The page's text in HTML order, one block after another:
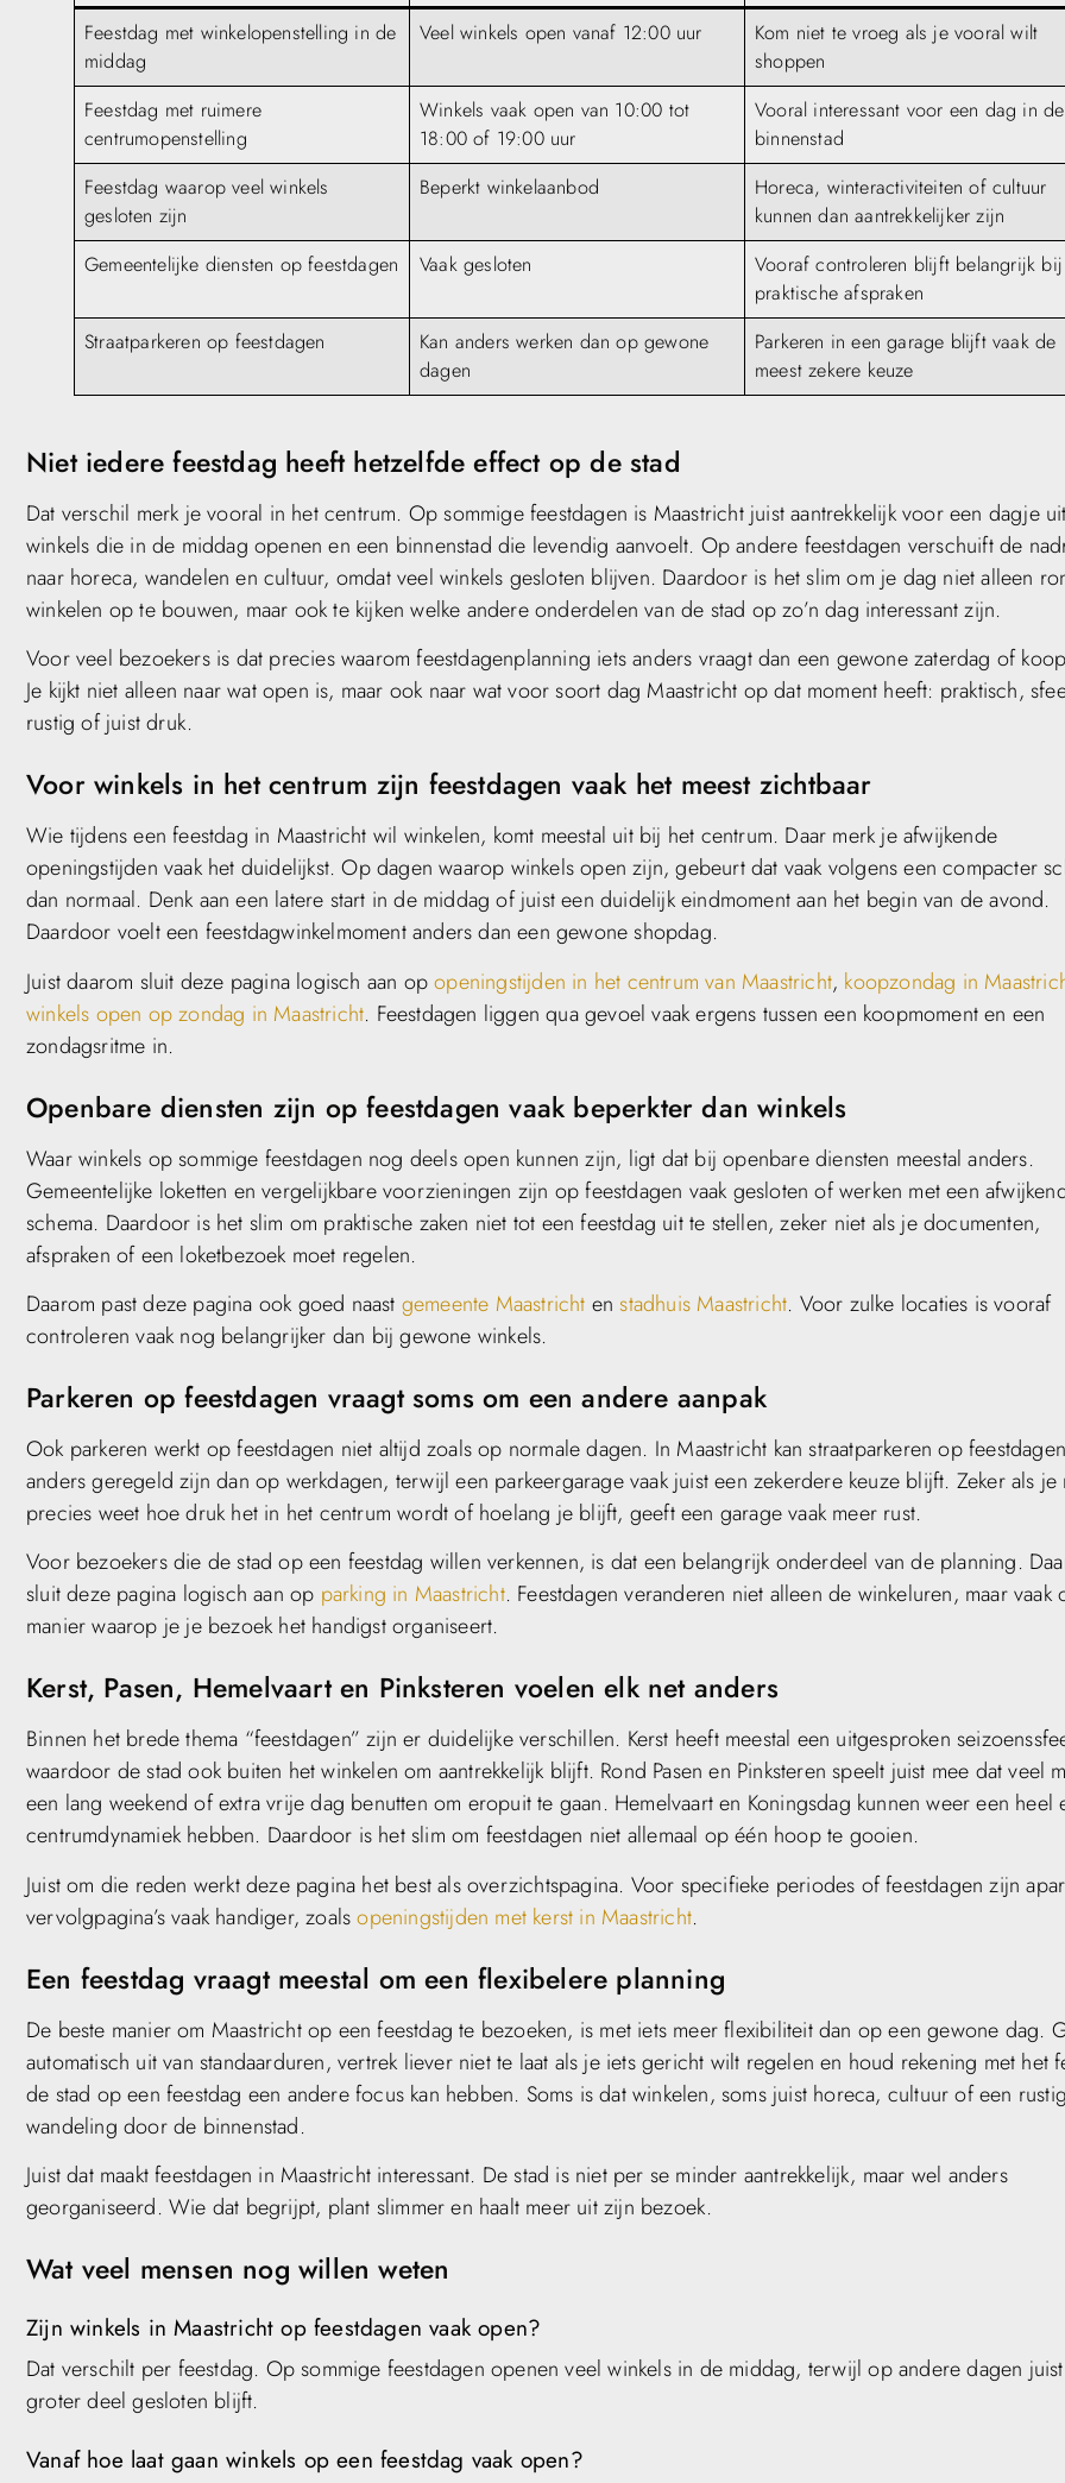
Feestdag met winkelopenstelling in de
middag
Veel winkels open vanaf 12:00 uur
Kom niet te vroeg als je vooral wilt
shoppen
Feestdag met ruimere
centrumopenstelling
Winkels vaak open van 10:00 tot
18:00 of 19:00 uur
Vooral interessant voor een dag in de
binnenstad
Feestdag waarop veel winkels
gesloten zijn
Beperkt winkelaanbod
Horeca, winteractiviteiten of cultuur
kunnen dan aantrekkelijker zijn
Gemeentelijke diensten op feestdagen
Vaak gesloten
Vooraf controleren blijft belangrijk bij
praktische afspraken
Straatparkeren op feestdagen
Kan anders werken dan op gewone
dagen
Parkeren in een garage blijft vaak de
meest zekere keuze
Niet iedere feestdag heeft hetzelfde effect op de stad
Dat verschil merk je vooral in het centrum. Op sommige feestdagen is Maastricht juist aantrekkelijk voor een dagje
winkels die in de middag openen en een binnenstad die levendig aanvoelt. Op andere feestdagen verschuift de
naar horeca, wandelen en cultuur, omdat veel winkels gesloten blijven. Daardoor is het slim om je dag niet alleen
winkelen op te bouwen, maar ook te kijken welke andere onderdelen van de stad op zo’n dag interessant zijn.
Voor veel bezoekers is dat precies waarom feestdagenplanning iets anders vraagt dan een gewone zaterdag of
Je kijkt niet alleen naar wat open is, maar ook naar wat voor soort dag Maastricht op dat moment heeft: praktisch,
rustig of juist druk.
Voor winkels in het centrum zijn feestdagen vaak het meest zichtbaar
Wie tijdens een feestdag in Maastricht wil winkelen, komt meestal uit bij het centrum. Daar merk je afwijkende
openingstijden vaak het duidelijkst. Op dagen waarop winkels open zijn, gebeurt dat vaak volgens een compacter
dan normaal. Denk aan een latere start in de middag of juist een duidelijk eindmoment aan het begin van de avond.
Daardoor voelt een feestdagwinkelmoment anders dan een gewone shopdag.
Juist daarom sluit deze pagina logisch aan opopeningstijden in het centrum van Maastricht, koopzondag in
winkels open op zondag in Maastricht. Feestdagen liggen qua gevoel vaak ergens tussen een koopmoment en een
zondagsritme in.
Openbare diensten zijn op feestdagen vaak beperkter dan winkels
Waar winkels op sommige feestdagen nog deels open kunnen zijn, ligt dat bij openbare diensten meestal anders.
Gemeentelijke loketten en vergelijkbare voorzieningen zijn op feestdagen vaak gesloten of werken met een
schema. Daardoor is het slim om praktische zaken niet tot een feestdag uit te stellen, zeker niet als je documenten,
afspraken of een loketbezoek moet regelen.
Daarom past deze pagina ook goed naast gemeente Maastricht enstadhuis Maastricht. Voor zulke locaties is vooraf
controleren vaak nog belangrijker dan bij gewone winkels.
Parkeren op feestdagen vraagt soms om een andere aanpak
Ook parkeren werkt op feestdagen niet altijd zoals op normale dagen. In Maastricht kan straatparkeren op feestdagen
anders geregeld zijn dan op werkdagen, terwijl een parkeergarage vaak juist een zekerdere keuze blijft. Zeker als je
precies weet hoe druk het in het centrum wordt of hoelang je blijft, geeft een garage vaak meer rust.
Voor bezoekers die de stad op een feestdag willen verkennen, is dat een belangrijk onderdeel van de planning.
sluit deze pagina logisch aan op parking in Maastricht. Feestdagen veranderen niet alleen de winkeluren, maar vaak
manier waarop je je bezoek het handigst organiseert.
Kerst, Pasen, Hemelvaart en Pinksteren voelen elk net anders
Binnen het brede thema “feestdagen” zijn er duidelijke verschillen. Kerst heeft meestal een uitgesproken
waardoor de stad ook buiten het winkelen om aantrekkelijk blijft. Rond Pasen en Pinksteren speelt juist mee dat veel
een lang weekend of extra vrije dag benutten om eropuit te gaan. Hemelvaart en Koningsdag kunnen weer een heel
centrumdynamiek hebben. Daardoor is het slim om feestdagen niet allemaal op één hoop te gooien.
Juist om die reden werkt deze pagina het best als overzichtspagina. Voor specifieke periodes of feestdagen zijn
vervolgpagina’s vaak handiger, zoalsopeningstijden met kerst in Maastricht.
Een feestdag vraagt meestal om een flexibelere planning
De beste manier om Maastricht op een feestdag te bezoeken, is met iets meer flexibiliteit dan op een gewone dag.
automatisch uit van standaarduren, vertrek liever niet te laat als je iets gericht wilt regelen en houd rekening met het
de stad op een feestdag een andere focus kan hebben. Soms is dat winkelen, soms juist horeca, cultuur of een
wandeling door de binnenstad.
Juist dat maakt feestdagen in Maastricht interessant. De stad is niet per se minder aantrekkelijk, maar wel anders
georganiseerd. Wie dat begrijpt, plant slimmer en haalt meer uit zijn bezoek.
Wat veel mensen nog willen weten
Zijn winkels in Maastricht op feestdagen vaak open?
Dat verschilt per feestdag. Op sommige feestdagen openen veel winkels in de middag, terwijl op andere dagen
groter deel gesloten blijft.
Vanaf hoe laat gaan winkels op een feestdag vaak open?